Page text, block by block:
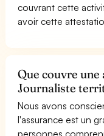
couvrant cette
avoir cette
Que couvre une
Journaliste
Nous avons
l'assurance est un
personnes